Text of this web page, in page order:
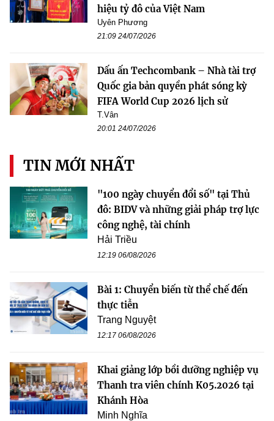
hiệu tỷ đô của Việt Nam
Uyên Phương
21:09 24/07/2026
Dấu ấn Techcombank – Nhà tài trợ
Quốc gia bản quyền phát sóng kỳ
FIFA World Cup 2026 lịch sử
T.Vân
20:01 24/07/2026
TIN MỚI NHẤT
"100 ngày chuyển đổi số" tại Thủ
đô: BIDV và những giải pháp trợ lực
công nghệ, tài chính
Hải Triều
12:19 06/08/2026
Bài 1: Chuyển biến từ thể chế đến
thực tiễn
Trang Nguyệt
12:17 06/08/2026
Khai giảng lớp bồi dưỡng nghiệp vụ
Thanh tra viên chính K05.2026 tại
Khánh Hòa
Minh Nghĩa